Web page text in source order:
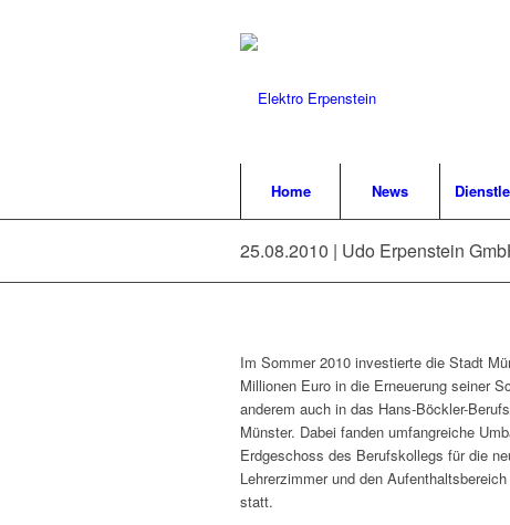
Home News
25.08.2010 | Udo Erpenstein
Im Sommer 2010 investierte die Stadt
Millionen Euro in die Erneuerung seiner
anderem auch in das Hans-Böckler-
Münster. Dabei fanden umfangreiche
Erdgeschoss des Berufskollegs für die
Lehrerzimmer und den
statt.